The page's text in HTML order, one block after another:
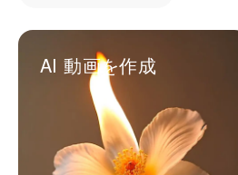
AI 動画を作成